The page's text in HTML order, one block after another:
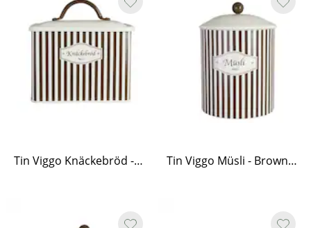
Tin Viggo Knäckebröd - Brown/White Tin Viggo Müsli - Brown/White